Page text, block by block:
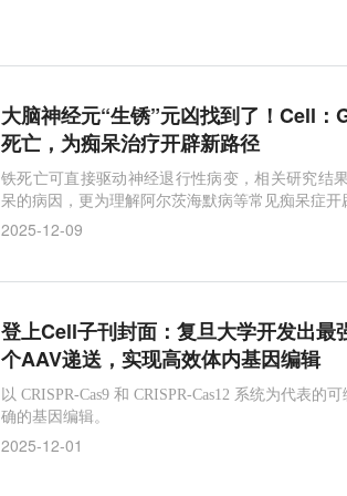
大脑神经元“生锈”元凶找到了！Cell：
死亡，为痴呆治疗开辟新路径
铁死亡可直接驱动神经退行性病变，相关研究结
呆的病因，更为理解阿尔茨海默病等常见痴呆症开
2025-12-09
登上Cell子刊封面：复旦大学开发出
个AAV递送，实现高效体内基因编辑
以 CRISPR-Cas9 和 CRISPR-Cas12 系统为代表
确的基因编辑。
2025-12-01